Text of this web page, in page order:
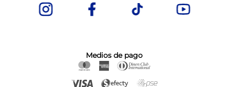
Medios de pago